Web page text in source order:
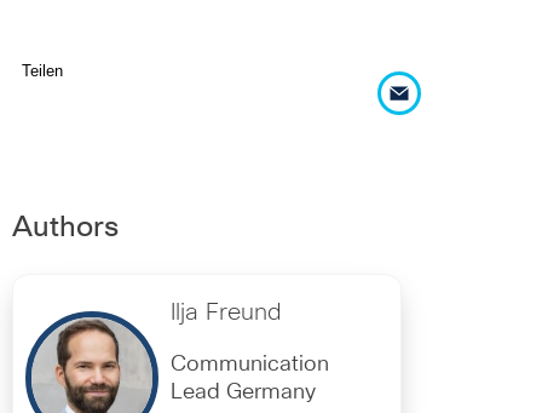
Teilen
Authors
Ilja Freund
Communication
Lead Germany